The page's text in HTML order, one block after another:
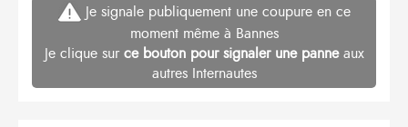
Je signale publiquement une coupure en ce
moment même à Bannes
Je clique sur ce bouton pour signaler une panneaux
autres Internautes